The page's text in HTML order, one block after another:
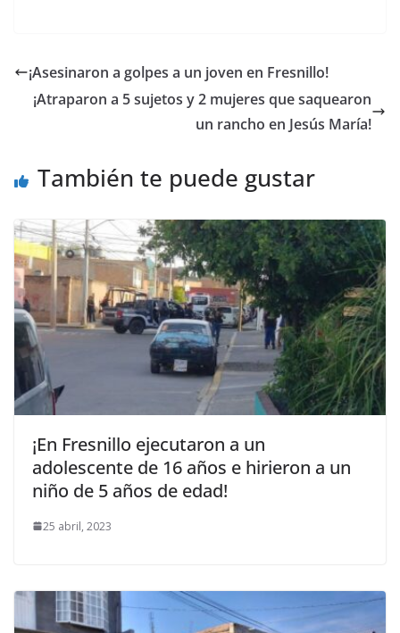
¡Asesinaron a golpes a un joven en Fresnillo!
¡Atraparon a 5 sujetos y 2 mujeres que saquearon
un rancho en Jesús María!
También te puede gustar
¡En Fresnillo ejecutaron a un
adolescente de 16 años e hirieron a un
niño de 5 años de edad!
25 abril, 2023